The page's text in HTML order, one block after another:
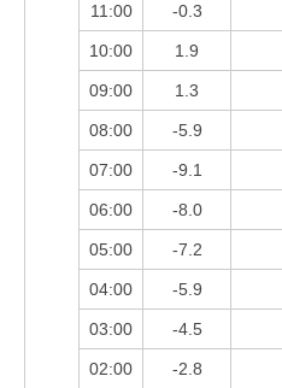
11:00 -0.3
10:00 1.9
09:00 1.3
08:00 -5.9
07:00 -9.1
06:00 -8.0
05:00 -7.2
04:00 -5.9
03:00 -4.5
02:00 -2.8